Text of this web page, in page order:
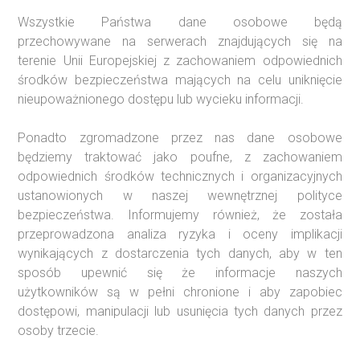
Wszystkie Państwa dane osobowe będą
przechowywane na serwerach znajdujących się na
terenie Unii Europejskiej z zachowaniem odpowiednich
środków bezpieczeństwa mających na celu uniknięcie
nieupoważnionego dostępu lub wycieku informacji.
Ponadto zgromadzone przez nas dane osobowe
będziemy traktować jako poufne, z zachowaniem
odpowiednich środków technicznych i organizacyjnych
ustanowionych w naszej wewnętrznej polityce
bezpieczeństwa. Informujemy również, że została
przeprowadzona analiza ryzyka i oceny implikacji
wynikających z dostarczenia tych danych, aby w ten
sposób upewnić się że informacje naszych
użytkowników są w pełni chronione i aby zapobiec
dostępowi, manipulacji lub usunięcia tych danych przez
osoby trzecie.